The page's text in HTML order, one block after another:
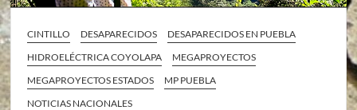
CINTILLO DESAPARECIDOS
DESAPARECIDOS EN PUEBLA
HIDROELÉCTRICA COYOLAPA
MEGAPROYECTOS
MEGAPROYECTOS ESTADOS
MP PUEBLA
NOTICIAS NACIONALES